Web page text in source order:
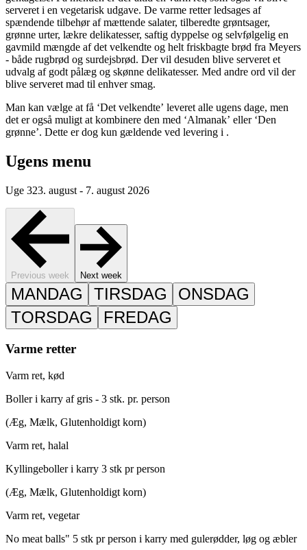
serveret i en vegetarisk udgave. De varme retter ledsages af
spændende tilbehør af mættende salater, tilberedte grøntsager,
grønne urter, lækre delikatesser, saftig dyppelse og selvfølgelig en
gavmild mængde af det velkendte og helt friskbagte brød fra Meyers
- både rugbrød og surdejsbrød. Der vil desuden blive serveret et
udvalg af godt pålæg og skønne delikatesser. Med andre ord vil der
blive serveret mad til enhver smag.
Man kan vælge at få ‘Det velkendte’ leveret alle ugens dage, men
det er også muligt at kombinere den med ‘Almanak’ eller ‘Den
grønne’. Dette er dog kun gældende ved levering i .
Ugens menu
Uge 323. august - 7. august 2026
Previous week Next week
MANDAG TIRSDAG
ONSDAG
TORSDAG
FREDAG
Varme retter
Varm ret, kød
Boller i karry af gris - 3 stk. pr. person
(Æg, Mælk, Glutenholdigt korn)
Varm ret, halal
Kyllingeboller i karry 3 stk pr person
(Æg, Mælk, Glutenholdigt korn)
Varm ret, vegetar
No meat balls" 5 stk pr person i karry med gulerødder, løg og æbler